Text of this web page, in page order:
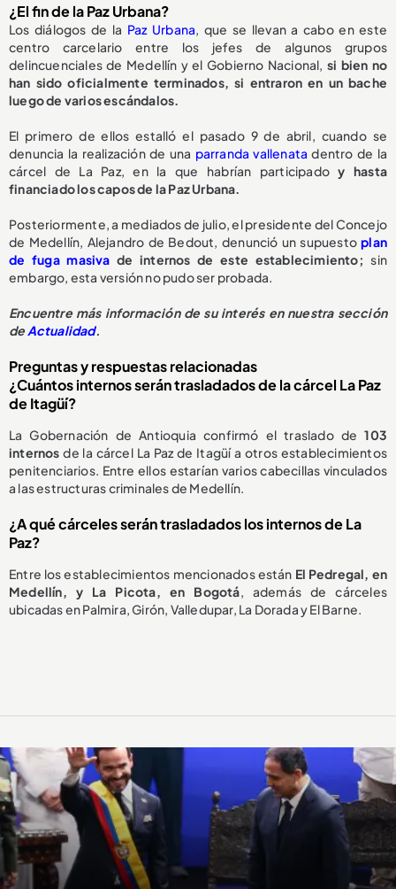
¿El fin de la Paz Urbana?
Los diálogos de la Paz Urbana, que se llevan a cabo en este
centro carcelario entre los jefes de algunos grupos
delincuenciales de Medellín y el Gobierno Nacional, si bien no
han sido oficialmente terminados, si entraron en un bache
luego de varios escándalos.
El primero de ellos estalló el pasado 9 de abril, cuando se
denuncia la realización de una parranda vallenatadentro de la
cárcel de La Paz, en la que habrían participadoy hasta
financiado los capos de la Paz Urbana.
Posteriormente, a mediados de julio, el presidente del Concejo
de Medellín, Alejandro de Bedout, denunció un supuesto plan
de fuga masivade internos de este establecimiento;sin
embargo, esta versión no pudo ser probada.
Encuentre más información de su interés en nuestra sección
deActualidad.
Preguntas y respuestas relacionadas
¿Cuántos internos serán trasladados de la cárcel La Paz
de Itagüí?
La Gobernación de Antioquia confirmó el traslado de103
internos de la cárcel La Paz de Itagüí a otros establecimientos
penitenciarios. Entre ellos estarían varios cabecillas vinculados
a las estructuras criminales de Medellín.
¿A qué cárceles serán trasladados los internos de La
Paz?
Entre los establecimientos mencionados están El Pedregal, en
Medellín, y La Picota, en Bogotá, además de cárceles
ubicadas en Palmira, Girón, Valledupar, La Dorada y El Barne.